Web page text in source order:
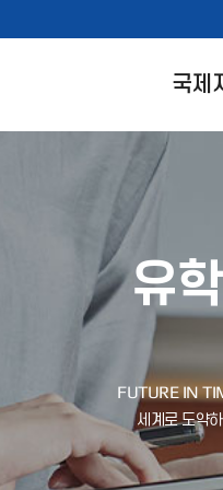
국제
유